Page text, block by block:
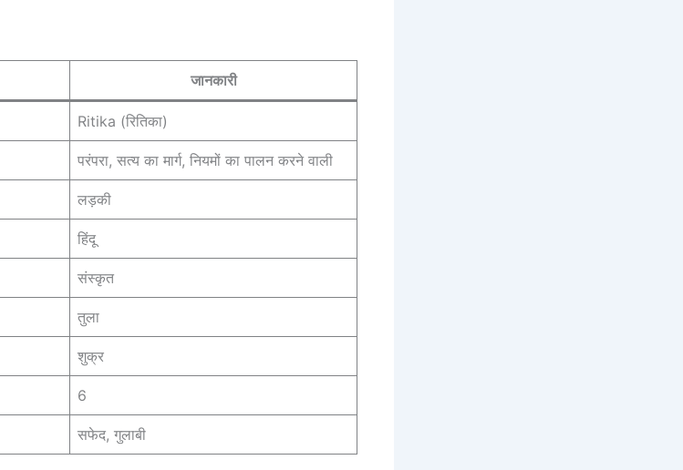
जानकारी
Ritika (रितिका)
परंपरा, सत्य का मार्ग, नियमों का पालन करने वाली
लड़की
हिंदू
संस्कृत
तुला
शुक्र
6
सफेद, गुलाबी